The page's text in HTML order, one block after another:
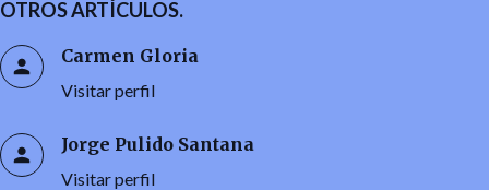
OTROS ARTÍCULOS.
Carmen Gloria
Visitar perfil
Jorge Pulido Santana
Visitar perfil